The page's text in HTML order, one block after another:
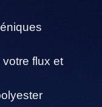
flux et